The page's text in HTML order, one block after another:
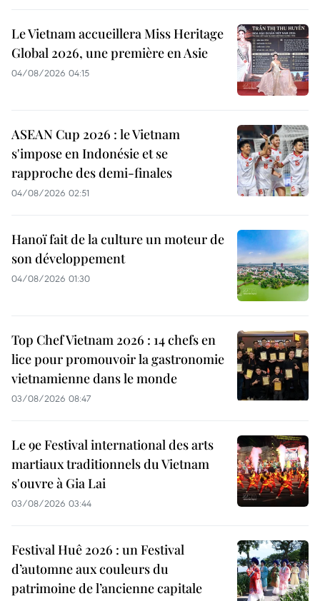
Le Vietnam accueillera Miss Heritage
Global 2026, une première en Asie
04/08/2026 04:15
ASEAN Cup 2026 : le Vietnam
s'impose en Indonésie et se
rapproche des demi-finales
04/08/2026 02:51
Hanoï fait de la culture un moteur de
son développement
04/08/2026 01:30
Top Chef Vietnam 2026 : 14 chefs en
lice pour promouvoir la gastronomie
vietnamienne dans le monde
03/08/2026 08:47
Le 9e Festival international des arts
martiaux traditionnels du Vietnam
s'ouvre à Gia Lai
03/08/2026 03:44
Festival Huê 2026 : un Festival
d’automne aux couleurs du
patrimoine de l’ancienne capitale